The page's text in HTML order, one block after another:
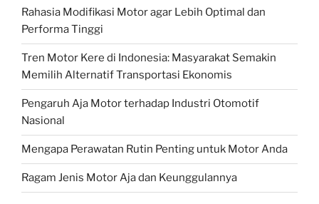
Rahasia Modifikasi Motor agar Lebih Optimal dan
Performa Tinggi
Tren Motor Kere di Indonesia: Masyarakat Semakin
Memilih Alternatif Transportasi Ekonomis
Pengaruh Aja Motor terhadap Industri Otomotif
Nasional
Mengapa Perawatan Rutin Penting untuk Motor Anda
Ragam Jenis Motor Aja dan Keunggulannya